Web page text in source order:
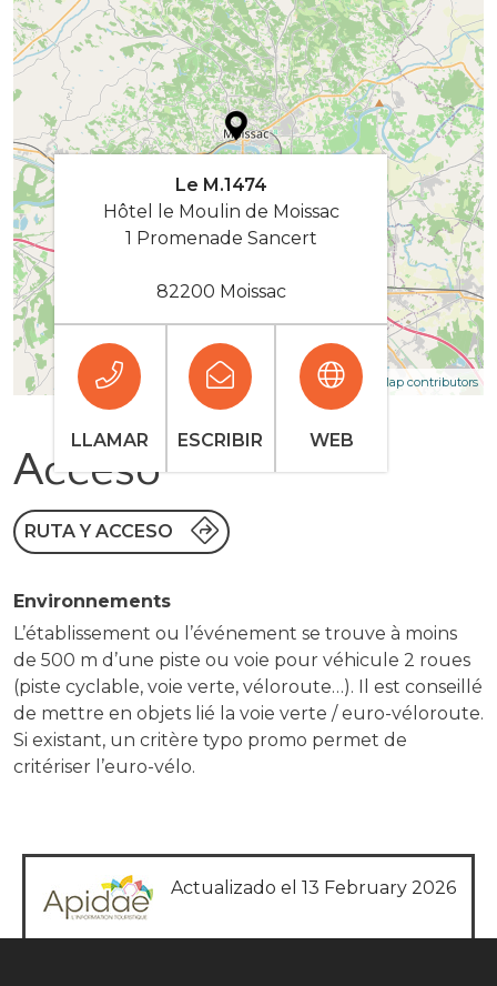
Leaflet | Map data © OpenStreetMap contributors
Le M.1474
Hôtel le Moulin de Moissac
1 Promenade Sancert
82200 Moissac
LLAMAR ESCRIBIR WEB
Acceso
RUTA Y ACCESO
Environnements
L’établissement ou l’événement se trouve à moins
de 500 m d’une piste ou voie pour véhicule 2 roues
(piste cyclable, voie verte, véloroute…). Il est conseillé
de mettre en objets lié la voie verte / euro-véloroute.
Si existant, un critère typo promo permet de
critériser l’euro-vélo.
Actualizado el 13 February 2026